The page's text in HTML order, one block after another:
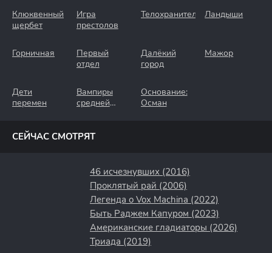
Клюквенный
щербет
Игра
престолов
Телохранители Ландыши
Горничная
Первый
отдел
Далёкий
город
Мажор
Дети
перемен
Вампиры
средней
Основание:
Осман
СЕЙЧАС СМОТРЯТ
46 исчезнувших (2016)
Проклятый рай (2006)
Легенда о Vox Machina (2022)
Быть Раджем Капуром (2023)
Американские гладиаторы (2026)
Триада (2019)